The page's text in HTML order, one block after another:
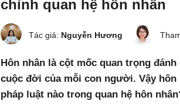
chỉnh quan hệ hôn nhân
Tác giả: Nguyễn Hương
Hôn nhân là cột mốc quan trọng
cuộc đời của mỗi con người. Vậy
pháp luật nào trong quan hệ hôn